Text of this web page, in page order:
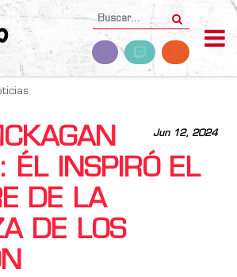
Jun 12, 2024
ÉL INSPIRÓ EL
DE LA
DE LOS